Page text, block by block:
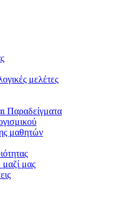
μελέτες
Παραδείγματα
μαθητών
μαζί μας